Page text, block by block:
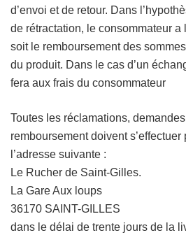
d’envoi et de retour. Dans
de rétractation, le consommateur
soit le remboursement des
du produit. Dans le cas d’un
fera aux frais du consommateur
Toutes les réclamations,
remboursement doivent
l’adresse suivante :
Le Rucher de Saint-Gilles.
La Gare Aux loups
36170 SAINT-GILLES
dans le délai de trente jours de la